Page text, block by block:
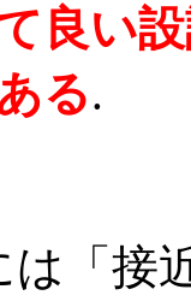
良い
る.
は「